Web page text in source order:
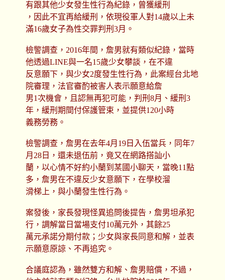
有跟其他少女發生性行為紀錄，曾獲緩刑
，因此不宜再給緩刑，依現役軍人對14歲以上未
滿16歲女子為性交罪判刑3月。
檢警調查，2016年間，詹男就有類似紀錄，當時
他透過LINE與一名15歲少女攀談，在不違
反意願下，與少女2度發生性行為，此案經台北地
院審理，法官審酌被害人表示願意給詹
男1次機會，且認無再犯可能，判刑8月、緩刑3
年，緩刑期間付保護管束，並提供120小時
義務勞務。
檢警調查，詹男在去年4月19日入伍當兵，同年7
月28日，還未退伍前，竟又在網路搭訕小
蘭，以心情不好約小蘭到某國小聊天，當晚11點
多，詹男在不違反少女意願下，在學校溜
滑梯上，與小蘭發生性行為。
案發後，家長發現怪異追問後提告，詹男坦承犯
行，調解當日當場支付10萬元外，其餘25
萬元承諾分期付款；少女與家長同意和解，並表
示願意原諒、不再追究。
合議庭認為，雖然雙方和解、詹男賠償，不過，